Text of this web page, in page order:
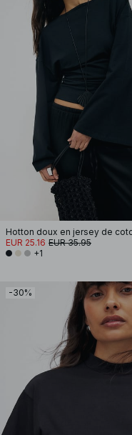
EUR 25.16 EUR 35.95
+1
-30%